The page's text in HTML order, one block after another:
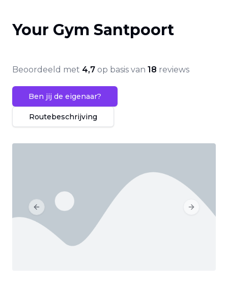
Your Gym Santpoort
Beoordeeld met 4,7 op basis van 18 reviews
Ben jij de eigenaar?
Routebeschrijving
Previous slide Next slide